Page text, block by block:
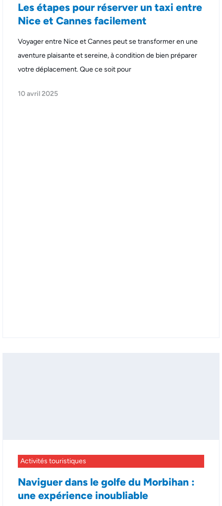
Les étapes pour réserver un taxi entre
Nice et Cannes facilement
Voyager entre Nice et Cannes peut se transformer en une
aventure plaisante et sereine, à condition de bien préparer
votre déplacement. Que ce soit pour
10 avril 2025
Activités touristiques
Naviguer dans le golfe du Morbihan :
une expérience inoubliable